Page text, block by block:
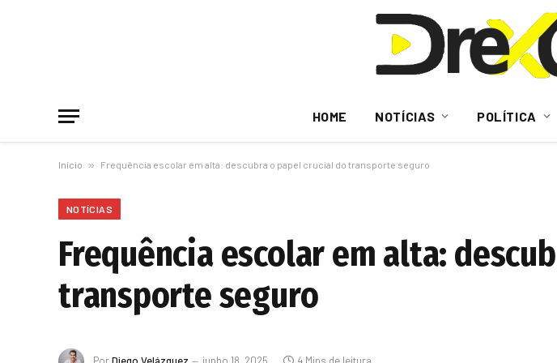
HOME NOTÍCIAS POLÍTICA
Início » Frequência escolar em alta: descubra o papel crucial do transporte seguro
NOTÍCIAS
Frequência escolar em alta:
transporte seguro
PorDiego Velázquez junho 18, 2025 4 Mins de leitura